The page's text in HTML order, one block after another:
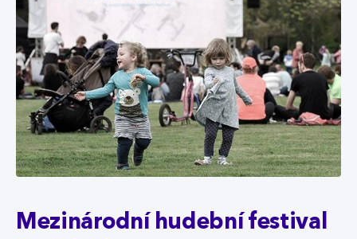
Mezinárodní hudební festival